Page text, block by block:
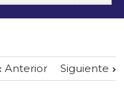
Anterior Siguiente